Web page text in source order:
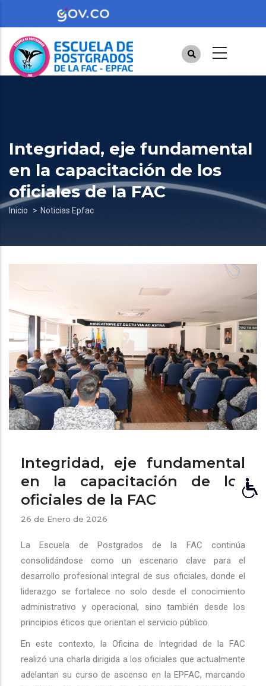
contenido
principal
Integridad, eje fundamental
en la capacitación de los
oficiales de la FAC
Sobrescribir
de
ayuda
a
la
navegación
Inicio Noticias Epfac
Integridad, eje fundamental
en la capacitación de los
oficiales de la FAC
26 de Enero de 2026
La Escuela de Postgrados de la FAC continúa
consolidándose como un escenario clave para el
desarrollo profesional integral de sus oficiales, donde el
liderazgo se fortalece no solo desde el conocimiento
administrativo y operacional, sino también desde los
principios éticos que orientan el servicio público.
En este contexto, la Oficina de Integridad de la FAC
realizó una charla dirigida a los oficiales que actualmente
adelantan su curso de ascenso en la EPFAC, marcando